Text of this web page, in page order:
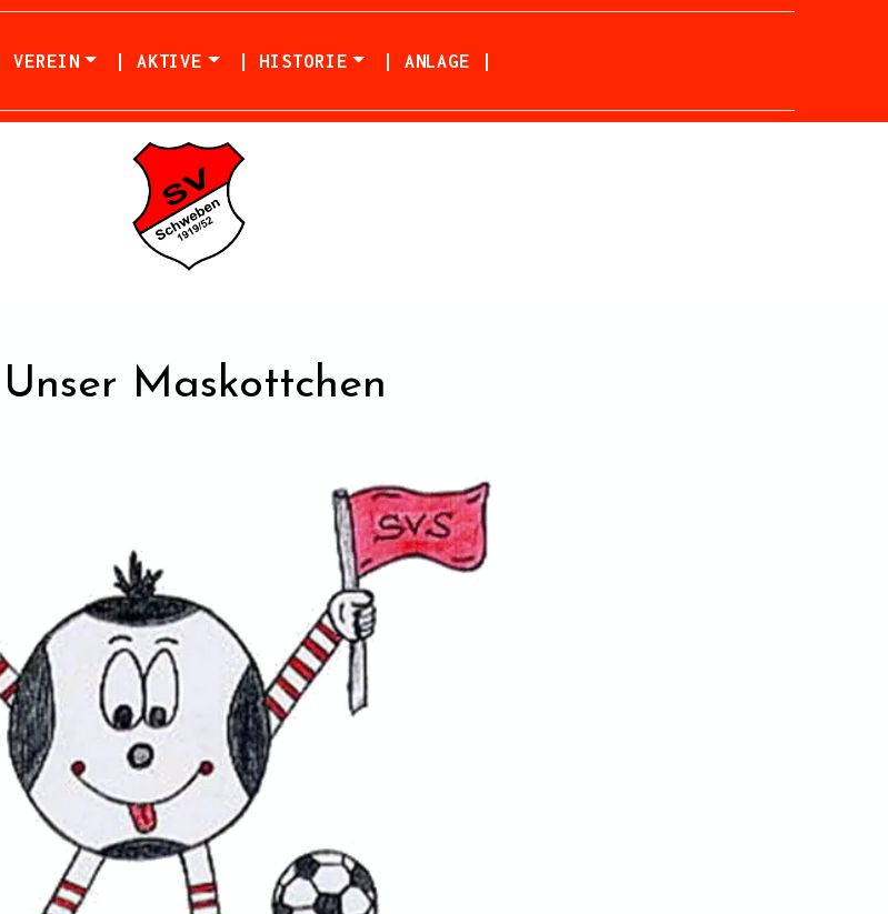
| VEREIN | AKTIVE | HISTORIE | ANLAGE |
Unser Maskottchen